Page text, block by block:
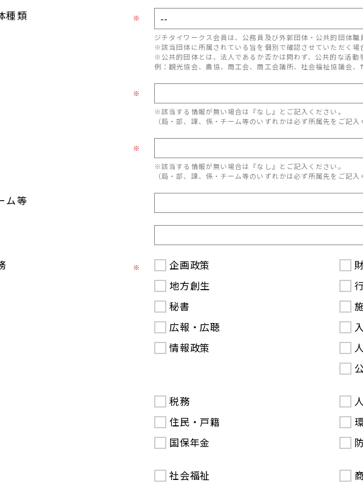
種類
※
ジチタイワークス会員は、公務員及び外郭団体・公共的団体職
※該当団体に所属されている旨を個別で確認させていただく場
※公共的団体とは、法人であるか否かは問わず、公共的な活動
例：観光協会、農協、商工会、商工会議所、社会福祉協議会、
※
※該当する情報が無い場合は『なし』とご記入ください。
（局・部、課、係・チーム等のいずれかは必ず所属先をご記入
※
※該当する情報が無い場合は『なし』とご記入ください。
（局・部、課、係・チーム等のいずれかは必ず所属先をご記入
ム等
※
企画政策
地方創生
秘書
広報・広聴
情報政策
税務
住民・戸籍
国保年金
社会福祉